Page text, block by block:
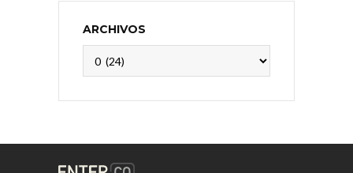
ARCHIVOS